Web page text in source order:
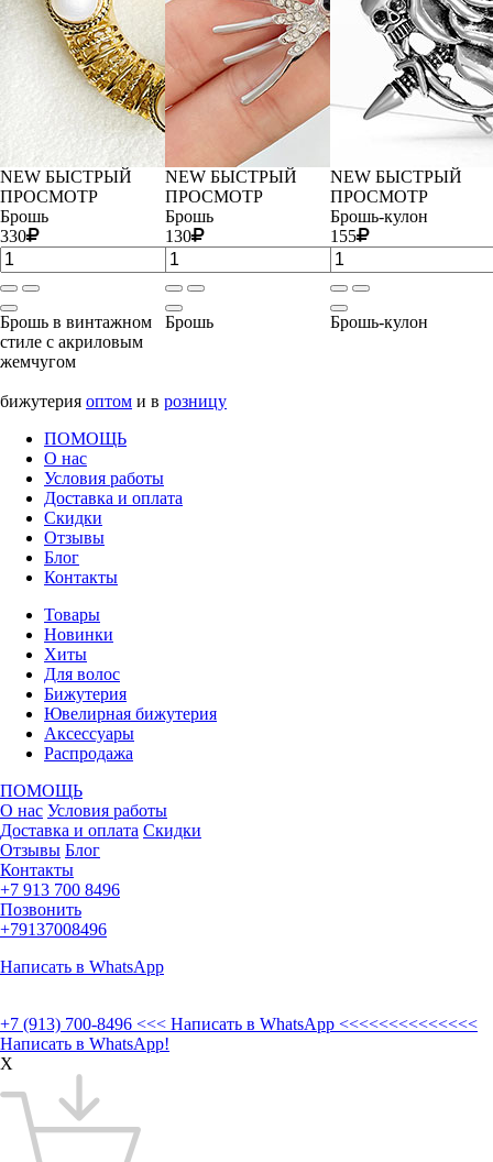
NEW БЫСТРЫЙ
ПРОСМОТР
Брошь
330
Брошь в винтажном
стиле с акриловым
жемчугом
NEW БЫСТРЫЙ
ПРОСМОТР
Брошь
130
Брошь
NEW БЫСТРЫЙ
ПРОСМОТР
Брошь-кулон
155
Брошь-кулон
бижутерия оптом и в розницу
ПОМОЩЬ
О нас
Условия работы
Доставка и оплата
Скидки
Отзывы
Блог
Контакты
Товары
Новинки
Хиты
Для волос
Бижутерия
Ювелирная бижутерия
Аксессуары
Распродажа
ПОМОЩЬ
О нас Условия работы
Доставка и оплата Скидки
Отзывы Блог
Контакты
+7 913 700 8496
Позвонить
+79137008496
Написать в WhatsApp
+7 (913) 700-8496 <<< Написать в WhatsApp <<<<<<<<<<<<<<
Написать в WhatsApp!
X